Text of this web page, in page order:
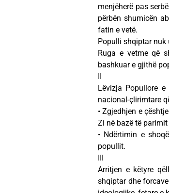
menjëherë pas
përbën shumicën
fatin e vetë.
Populli shqiptar nuk
Ruga e vetme që
bashkuar e gjithë
II
Lëvizja Popullore
nacional-çlirimtare
• Zgjedhjen e
Zi në bazë të
• Ndërtimin e
popullit.
III
Arritjen e këtyre
shqiptar dhe